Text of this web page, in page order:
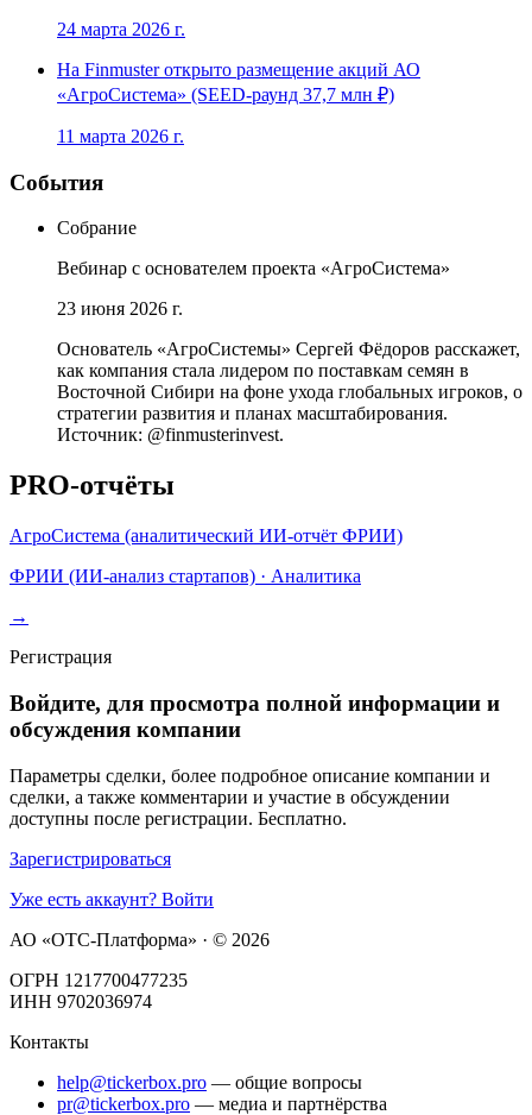
24 марта 2026 г.
На Finmuster открыто размещение акций АО
«АгроСистема» (SEED-раунд 37,7 млн ₽)
11 марта 2026 г.
События
Собрание
Вебинар с основателем проекта «АгроСистема»
23 июня 2026 г.
Основатель «АгроСистемы» Сергей Фёдоров расскажет,
как компания стала лидером по поставкам семян в
Восточной Сибири на фоне ухода глобальных игроков, о
стратегии развития и планах масштабирования.
Источник: @finmusterinvest.
PRO-отчёты
АгроСистема (аналитический ИИ-отчёт ФРИИ)
ФРИИ (ИИ-анализ стартапов) · Аналитика
→
Регистрация
Войдите, для просмотра полной информации и
обсуждения компании
Параметры сделки, более подробное описание компании и
сделки, а также комментарии и участие в обсуждении
доступны после регистрации. Бесплатно.
Зарегистрироваться
Уже есть аккаунт? Войти
АО «ОТС-Платформа» · © 2026
ОГРН 1217700477235
ИНН 9702036974
Контакты
help@tickerbox.pro — общие вопросы
pr@tickerbox.pro — медиа и партнёрства